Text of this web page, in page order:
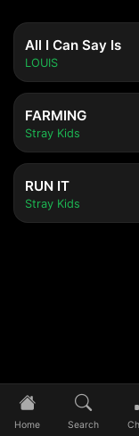
All I Can Say Is
LOUIS
FARMING
Stray Kids
RUN IT
Stray Kids
Home Search
0:00/0:00